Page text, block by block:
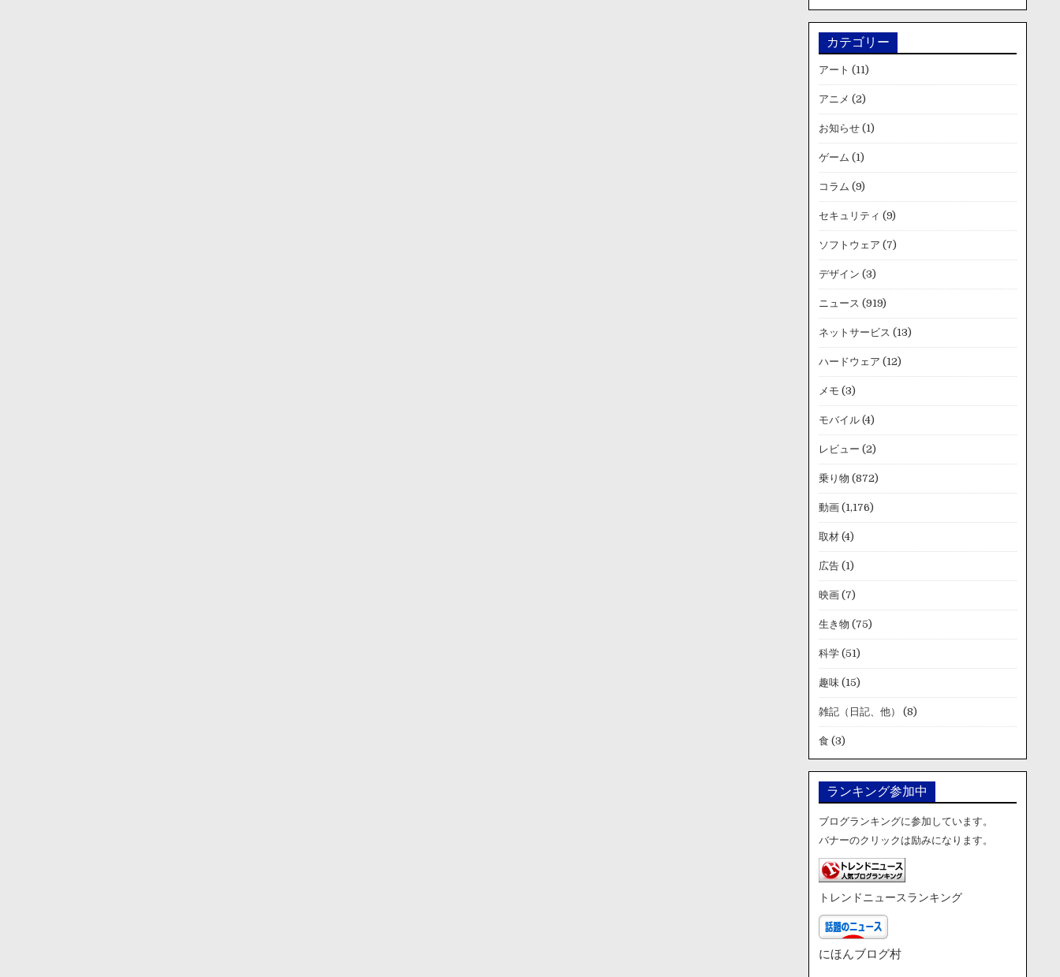
カテゴリー
アート (11)
アニメ (2)
お知らせ(1)
ゲーム (1)
コラム (9)
セキュリティ (9)
ソフトウェア (7)
デザイン (3)
ニュース (919)
ネットサービス (13)
ハードウェア (12)
メモ (3)
モバイル(4)
レビュー (2)
乗り物 (872)
動画(1,176)
取材(4)
広告(1)
映画(7)
生き物 (75)
科学(51)
趣味(15)
雑記（日記、他） (8)
食 (3)
ランキング参加中
ブログランキングに参加しています。
バナーのクリックは励みになります。
トレンドニュースランキング
にほんブログ村